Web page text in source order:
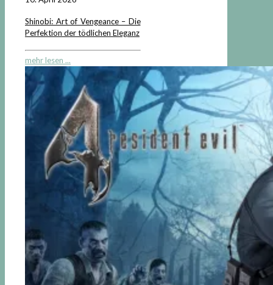
Shinobi: Art of Vengeance – Die
Perfektion der tödlichen Eleganz
mehr lesen ...